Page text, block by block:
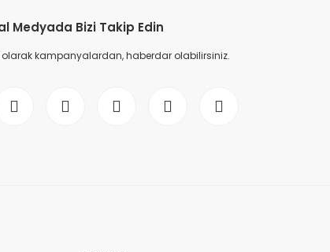
Medyada Bizi Takip Edin
olarak kampanyalardan, haberdar olabilirsiniz.